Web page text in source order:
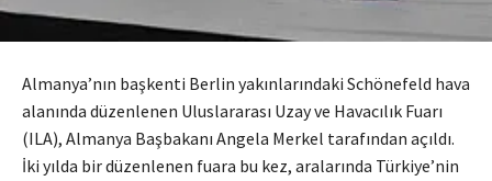
Almanya’nın başkenti Berlin yakınlarındaki Schönefeld hava
alanında düzenlenen Uluslararası Uzay ve Havacılık Fuarı
(ILA), Almanya Başbakanı Angela Merkel tarafından açıldı.
İki yılda bir düzenlenen fuara bu kez, aralarında Türkiye’nin